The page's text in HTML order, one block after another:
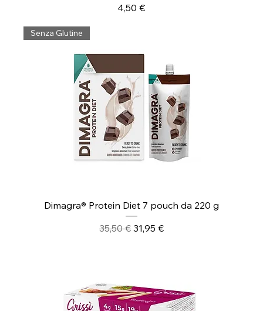
Prezzo
4,50 €
Senza Glutine
Dimagra® Protein Diet 7 pouch da 220 g
Prezzo regolare
35,50 € Prezzo scontato
31,95 €